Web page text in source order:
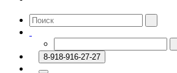
8-918-916-27-27